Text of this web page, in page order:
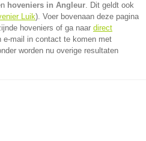
hoveniers in Angleur. Dit geldt ook
Luik). Voer bovenaan deze pagina
hoveniers of ga naar direct
e-mail in contact te komen met
worden nu overige resultaten